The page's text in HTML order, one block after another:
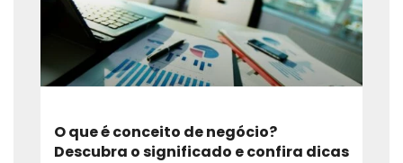
O que é conceito de negócio?
Descubra o significado e confira dicas